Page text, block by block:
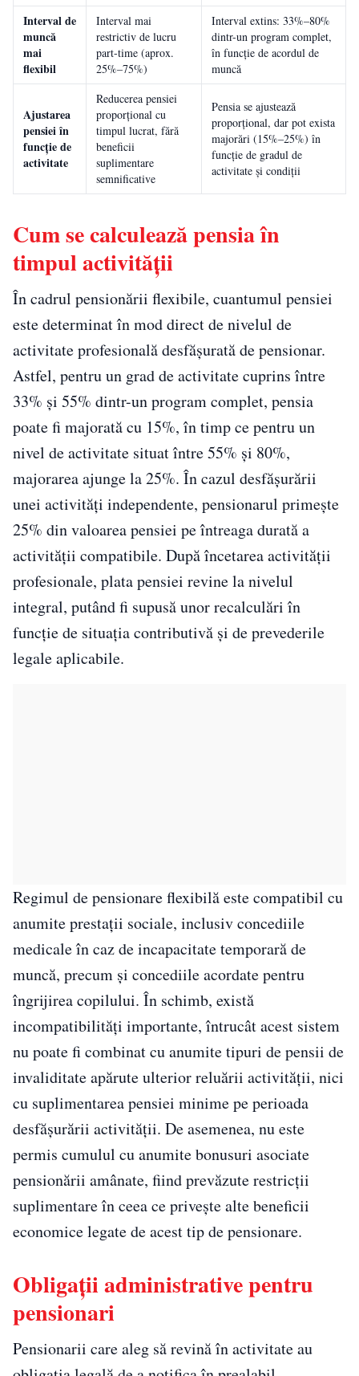
Interval de
muncă
mai
flexibil
Interval mai
restrictiv de lucru
part-time (aprox.
25%–75%)
Interval extins: 33%–80%
dintr-un program complet,
în funcție de acordul de
muncă
Ajustarea
pensiei în
funcție de
activitate
Reducerea pensiei
proporțional cu
timpul lucrat, fără
beneficii
suplimentare
semnificative
Pensia se ajustează
proporțional, dar pot exista
majorări (15%–25%) în
funcție de gradul de
activitate și condiții
Cum se calculează pensia în
timpul activității
În cadrul pensionării flexibile, cuantumul pensiei
este determinat în mod direct de nivelul de
activitate profesională desfășurată de pensionar.
Astfel, pentru un grad de activitate cuprins între
33% și 55% dintr-un program complet, pensia
poate fi majorată cu 15%, în timp ce pentru un
nivel de activitate situat între 55% și 80%,
majorarea ajunge la 25%. În cazul desfășurării
unei activități independente, pensionarul primește
25% din valoarea pensiei pe întreaga durată a
activității compatibile. După încetarea activității
profesionale, plata pensiei revine la nivelul
integral, putând fi supusă unor recalculări în
funcție de situația contributivă și de prevederile
legale aplicabile.
Regimul de pensionare flexibilă este compatibil cu
anumite prestații sociale, inclusiv concediile
medicale în caz de incapacitate temporară de
muncă, precum și concediile acordate pentru
îngrijirea copilului. În schimb, există
incompatibilități importante, întrucât acest sistem
nu poate fi combinat cu anumite tipuri de pensii de
invaliditate apărute ulterior reluării activității, nici
cu suplimentarea pensiei minime pe perioada
desfășurării activității. De asemenea, nu este
permis cumulul cu anumite bonusuri asociate
pensionării amânate, fiind prevăzute restricții
suplimentare în ceea ce privește alte beneficii
economice legate de acest tip de pensionare.
Obligații administrative pentru
pensionari
Pensionarii care aleg să revină în activitate au